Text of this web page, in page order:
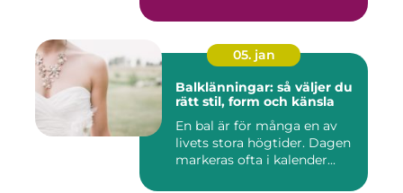
05. jan
Balklänningar: så väljer du
rätt stil, form och känsla
En bal är för många en av
livets stora högtider. Dagen
markeras ofta i kalender...